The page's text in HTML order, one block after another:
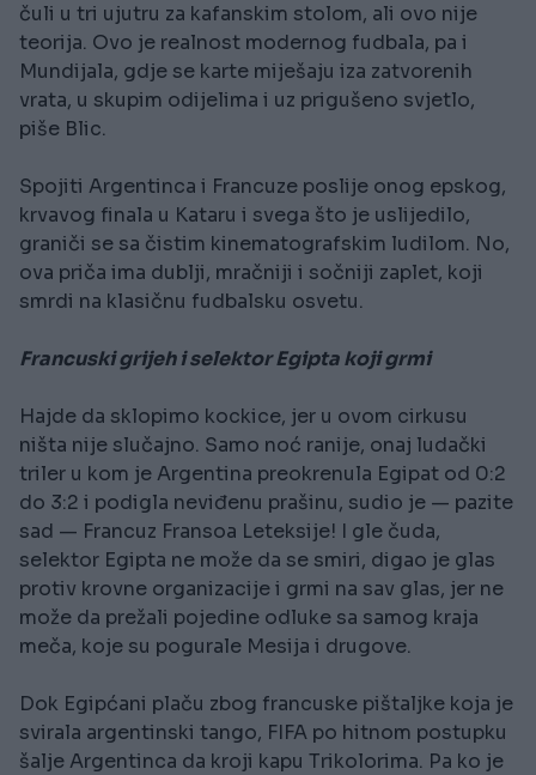
čuli u tri ujutru za kafanskim stolom, ali ovo nije
teorija. Ovo je realnost modernog fudbala, pa i
Mundijala, gdje se karte miješaju iza zatvorenih
vrata, u skupim odijelima i uz prigušeno svjetlo,
piše Blic.
Spojiti Argentinca i Francuze poslije onog epskog,
krvavog finala u Kataru i svega što je uslijedilo,
graniči se sa čistim kinematografskim ludilom. No,
ova priča ima dublji, mračniji i sočniji zaplet, koji
smrdi na klasičnu fudbalsku osvetu.
Francuski grijeh i selektor Egipta koji grmi
Hajde da sklopimo kockice, jer u ovom cirkusu
ništa nije slučajno. Samo noć ranije, onaj ludački
triler u kom je Argentina preokrenula Egipat od 0:2
do 3:2 i podigla neviđenu prašinu, sudio je — pazite
sad — Francuz Fransoa Leteksije! I gle čuda,
selektor Egipta ne može da se smiri, digao je glas
protiv krovne organizacije i grmi na sav glas, jer ne
može da prežali pojedine odluke sa samog kraja
meča, koje su pogurale Mesija i drugove.
Dok Egipćani plaču zbog francuske pištaljke koja je
svirala argentinski tango, FIFA po hitnom postupku
šalje Argentinca da kroji kapu Trikolorima. Pa ko je